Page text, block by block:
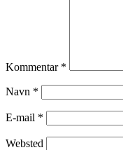
Kommentar *
Navn *
E-mail *
Websted